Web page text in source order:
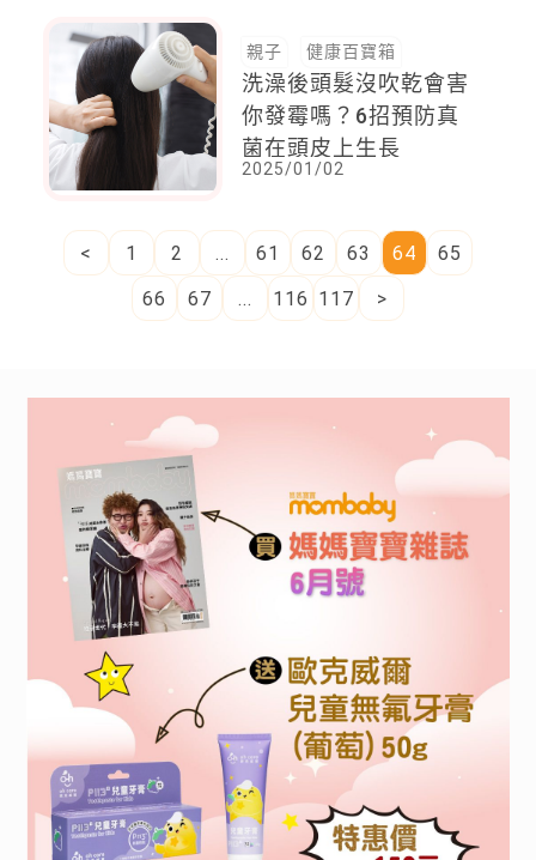
親子 健康百寶箱
洗澡後頭髮沒吹乾會害
你發霉嗎？6招預防真
菌在頭皮上生長
2025/01/02
< 1 2 ... 61 62 63 64
65
66
67 ... 116 117 >